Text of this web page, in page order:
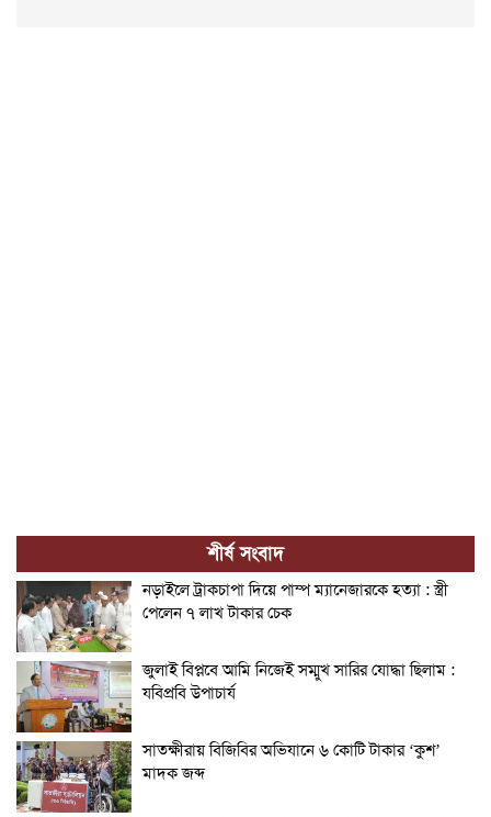
শীর্ষ সংবাদ
নড়াইলে ট্রাকচাপা দিয়ে পাম্প ম্যানেজারকে হত্যা : স্ত্রী
পেলেন ৭ লাখ টাকার চেক
জুলাই বিপ্লবে আমি নিজেই সম্মুখ সারির যোদ্ধা ছিলাম :
যবিপ্রবি উপাচার্য
সাতক্ষীরায় বিজিবির অভিযানে ৬ কোটি টাকার ‘কুশ’
মাদক জব্দ